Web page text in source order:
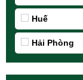
Huế
Hải Phòng